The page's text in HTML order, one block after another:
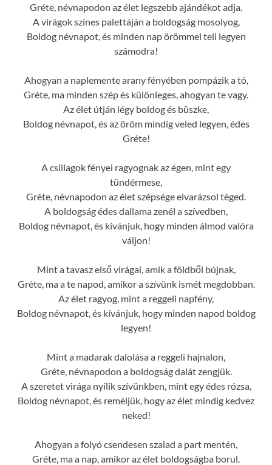
Gréte, névnapodon az élet legszebb ajándékot adja.
A virágok színes palettáján a boldogság mosolyog,
Boldog névnapot, és minden nap örömmel teli legyen
számodra!
Ahogyan a naplemente arany fényében pompázik a tó,
Gréte, ma minden szép és különleges, ahogyan te vagy.
Az élet útján légy boldog és büszke,
Boldog névnapot, és az öröm mindig veled legyen, édes
Gréte!
A csillagok fényei ragyognak az égen, mint egy
tündérmese,
Gréte, névnapodon az élet szépsége elvarázsol téged.
A boldogság édes dallama zenél a szívedben,
Boldog névnapot, és kívánjuk, hogy minden álmod valóra
váljon!
Mint a tavasz első virágai, amik a földből bújnak,
Gréte, ma a te napod, amikor a szívünk ismét megdobban.
Az élet ragyog, mint a reggeli napfény,
Boldog névnapot, és kívánjuk, hogy minden napod boldog
legyen!
Mint a madarak dalolása a reggeli hajnalon,
Gréte, névnapodon a boldogság dalát zengjük.
A szeretet virága nyílik szívünkben, mint egy édes rózsa,
Boldog névnapot, és reméljük, hogy az élet mindig kedvez
neked!
Ahogyan a folyó csendesen szalad a part mentén,
Gréte, ma a nap, amikor az élet boldogságba borul.